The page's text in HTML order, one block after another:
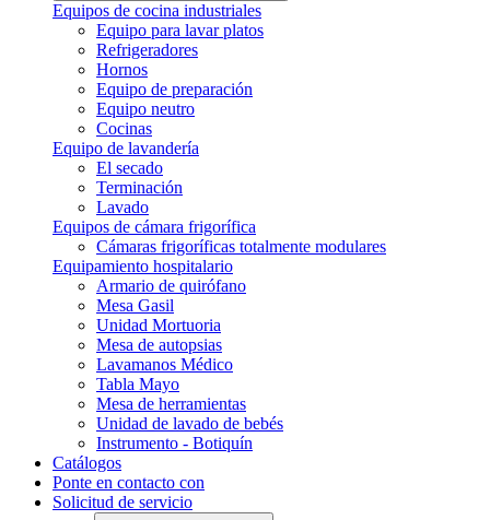
Equipos de cocina industriales
Equipo para lavar platos
Refrigeradores
Hornos
Equipo de preparación
Equipo neutro
Cocinas
Equipo de lavandería
El secado
Terminación
Lavado
Equipos de cámara frigorífica
Cámaras frigoríficas totalmente modulares
Equipamiento hospitalario
Armario de quirófano
Mesa Gasil
Unidad Mortuoria
Mesa de autopsias
Lavamanos Médico
Tabla Mayo
Mesa de herramientas
Unidad de lavado de bebés
Instrumento - Botiquín
Catálogos
Ponte en contacto con
Solicitud de servicio